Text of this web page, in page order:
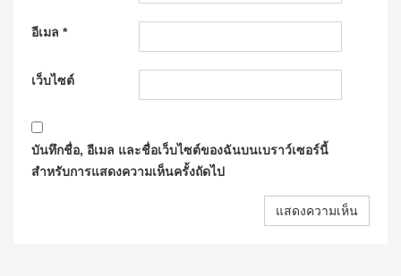
อีเมล *
เว็บไซต์
บันทึกชื่อ, อีเมล และชื่อเว็บไซต์ของฉันบนเบราว์เซอร์นี้
สำหรับการแสดงความเห็นครั้งถัดไป